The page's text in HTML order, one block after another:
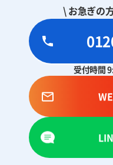
\ お急ぎの
受付時間